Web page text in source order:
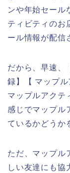
ンや年始セール
ティビティのお
ール情報が配信
だから、早速、
録】【 マップ
マップルアクテ
感じでマップル
ているかどうか
ただ、マップル
しい友達にも協